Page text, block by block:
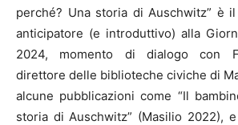
perché? Una storia di Auschwitz” è il
anticipatore (e introduttivo) alla
2024, momento di dialogo con
direttore delle biblioteche civiche di
alcune pubblicazioni come “Il
storia di Auschwitz” (Masilio 2022), e